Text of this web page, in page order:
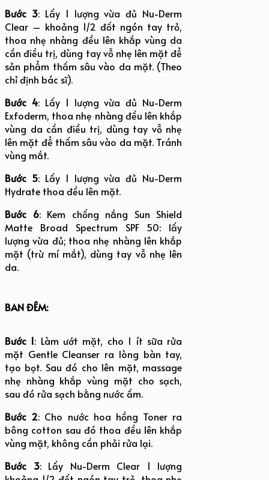
Bước 3: Lấy 1 lượng vừa đủ Nu-Derm
Clear – khoảng 1/2 đốt ngón tay trỏ,
thoa nhẹ nhàng đều lên khắp vùng da
cần điều trị, dùng tay vỗ nhẹ lên mặt để
sản phẩm thấm sâu vào da mặt. (Theo
chỉ định bác sĩ).
Bước 4: Lấy 1 lượng vừa đủ Nu-Derm
Exfoderm, thoa nhẹ nhàng đều lên khắp
vùng da cần điều trị, dùng tay vỗ nhẹ
lên mặt để thấm sâu vào da mặt. Tránh
vùng mắt.
Bước 5: Lấy 1 lượng vừa đủ Nu-Derm
Hydrate thoa đều lên mặt.
Bước 6: Kem chống nắng Sun Shield
Matte Broad Spectrum SPF 50: lấy
lượng vừa đủ; thoa nhẹ nhàng lên khắp
mặt (trừ mí mắt), dùng tay vỗ nhẹ lên
da.
BAN ĐÊM:
Bước 1: Làm ướt mặt, cho 1 ít sữa rửa
mặt Gentle Cleanser ra lòng bàn tay,
tạo bọt. Sau đó cho lên mặt, massage
nhẹ nhàng khắp vùng mặt cho sạch,
sau đó rửa sạch bằng nước ấm.
Bước 2: Cho nước hoa hồng Toner ra
bông cotton sau đó thoa đều lên khắp
vùng mặt, không cần phải rửa lại.
Bước 3: Lấy Nu-Derm Clear 1 lượng